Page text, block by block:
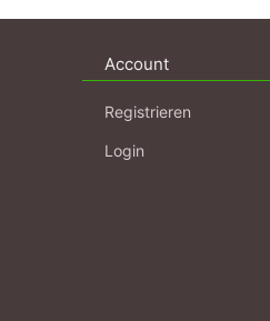
Account
Registrieren
Login